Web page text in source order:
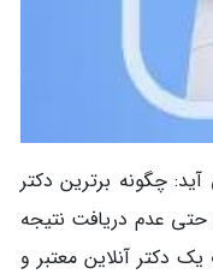
چگونه برترین دکتر
حتی عدم دریافت نتیجه
دکتر آنلاین معتبر و